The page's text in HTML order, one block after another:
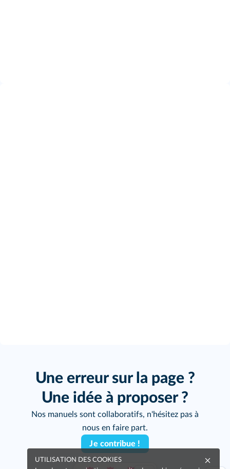
Une erreur sur la page ?
Une idée à proposer ?
Nos manuels sont collaboratifs, n'hésitez pas à
nous en faire part.
Je contribue !
UTILISATION DES COOKIES